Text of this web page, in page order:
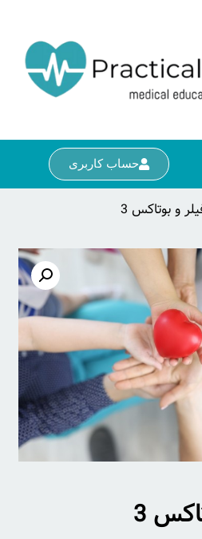
حساب کاربری
و بوتاکس 3
3